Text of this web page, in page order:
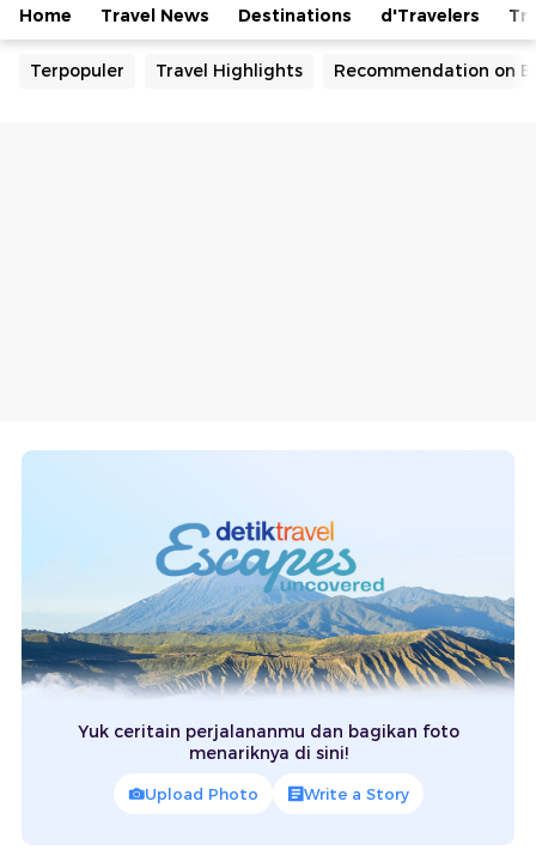
Home Travel News Destinations d'Travelers
Terpopuler Travel Highlights Recommendation on
Yuk ceritain perjalananmu dan bagikan foto
menariknya di sini!
Upload Photo Write a Story